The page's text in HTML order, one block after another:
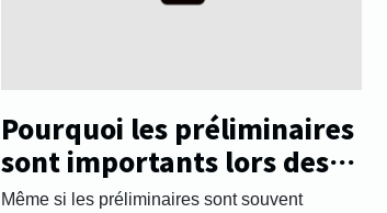
Pourquoi les préliminaires
sont importants lors des
rapports sexuels ?
Même si les préliminaires sont souvent